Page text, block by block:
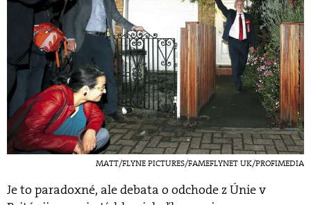
MATT/FLYNE PICTURES/FAMEFLYNET UK/PROFIMEDIA
Je to paradoxné, ale debata o odchode z Únie v